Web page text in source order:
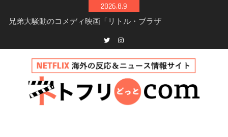
2026.8.9
兄弟大騒動のコメディ映画「リトル・ブラザ
見どころまとめ
完全ガイド｜キャスト・登場人物・あらすじ・
Netflix映画「ボイスメールで恋をして」キャス
ト・登場人物・あらすじまとめ｜ゾーイ・ドゥ
Twitterinstagram